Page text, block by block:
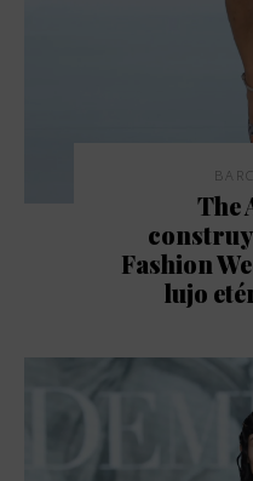
The
Fashion
lujo